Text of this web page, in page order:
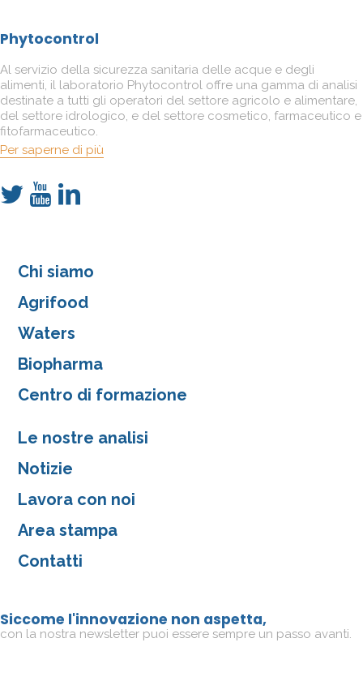
Phytocontrol
Al servizio della sicurezza sanitaria delle acque e degli
alimenti, il laboratorio Phytocontrol offre una gamma di analisi
destinate a tutti gli operatori del settore agricolo e alimentare,
del settore idrologico, e del settore cosmetico, farmaceutico e
fitofarmaceutico.
Per saperne di più
Chi siamo
Agrifood
Waters
Biopharma
Centro di formazione
Le nostre analisi
Notizie
Lavora con noi
Area stampa
Contatti
Siccome l'innovazione non aspetta,
con la nostra newsletter puoi essere sempre un passo avanti.